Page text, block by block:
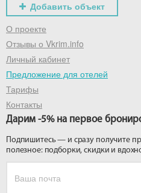
Добавить объект
О проекте
Отзывы о Vkrim.info
Личный кабинет
Предложение для отелей
Тарифы
Контакты
Дарим -5% на первое
Подпишитесь — и сразу получите
полезное: подборки, скидки и